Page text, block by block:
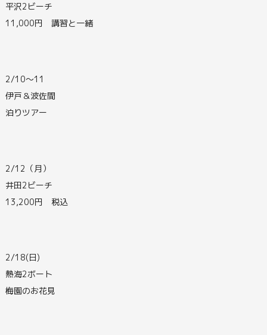
平沢2ビーチ
11,000円 講習と一緒
2/10～11
伊戸＆波佐間
泊りツアー
2/12（月）
井田2ビーチ
13,200円 税込
2/18(日)
熱海2ボート
梅園のお花見